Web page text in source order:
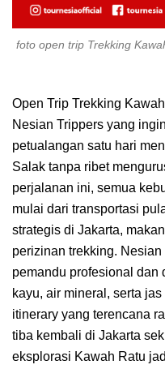
foto open trip Trekking
Open Trip Trekking
Nesian Trippers yang
petualangan satu hari
Salak tanpa ribet
perjalanan ini, semua
mulai dari transportasi
strategis di Jakarta,
perizinan trekking.
pemandu profesional dan
kayu, air mineral, serta
itinerary yang terencana
tiba kembali di Jakarta
eksplorasi Kawah Ratu